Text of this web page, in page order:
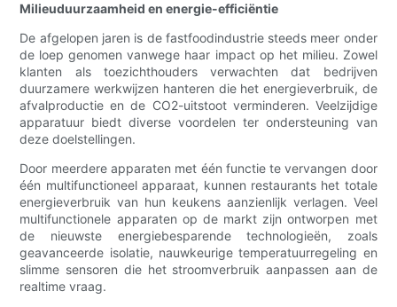
Milieuduurzaamheid en energie-efficiëntie
De afgelopen jaren is de fastfoodindustrie steeds meer onder
de loep genomen vanwege haar impact op het milieu. Zowel
klanten als toezichthouders verwachten dat bedrijven
duurzamere werkwijzen hanteren die het energieverbruik, de
afvalproductie en de CO2-uitstoot verminderen. Veelzijdige
apparatuur biedt diverse voordelen ter ondersteuning van
deze doelstellingen.
Door meerdere apparaten met één functie te vervangen door
één multifunctioneel apparaat, kunnen restaurants het totale
energieverbruik van hun keukens aanzienlijk verlagen. Veel
multifunctionele apparaten op de markt zijn ontworpen met
de nieuwste energiebesparende technologieën, zoals
geavanceerde isolatie, nauwkeurige temperatuurregeling en
slimme sensoren die het stroomverbruik aanpassen aan de
realtime vraag.